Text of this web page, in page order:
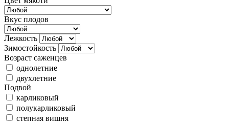
Вкус плодов
Лежкость
Зимостойкость
Возраст саженцев
однолетние
двухлетние
Подвой
карликовый
полукарликовый
степная вишня